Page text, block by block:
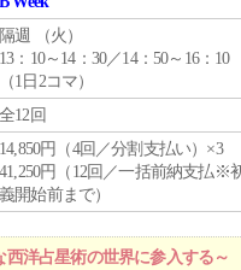
隔週 （火 ）
13：10～14：30／14：50～16：10
（1日2コマ）
全12回
14,850円（4回／分割支払い）×3
41,250円（12回／一括前納支払※
義開始前まで）
洋占星術の世界に参入する～